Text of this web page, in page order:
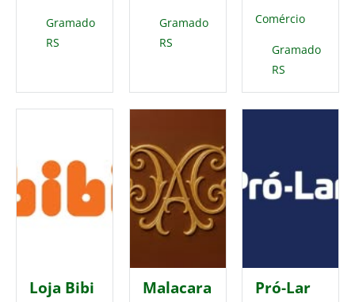
Gramado
RS
Gramado
RS
Comércio
Gramado
RS
Loja Bibi
Malacara
Pró-Lar